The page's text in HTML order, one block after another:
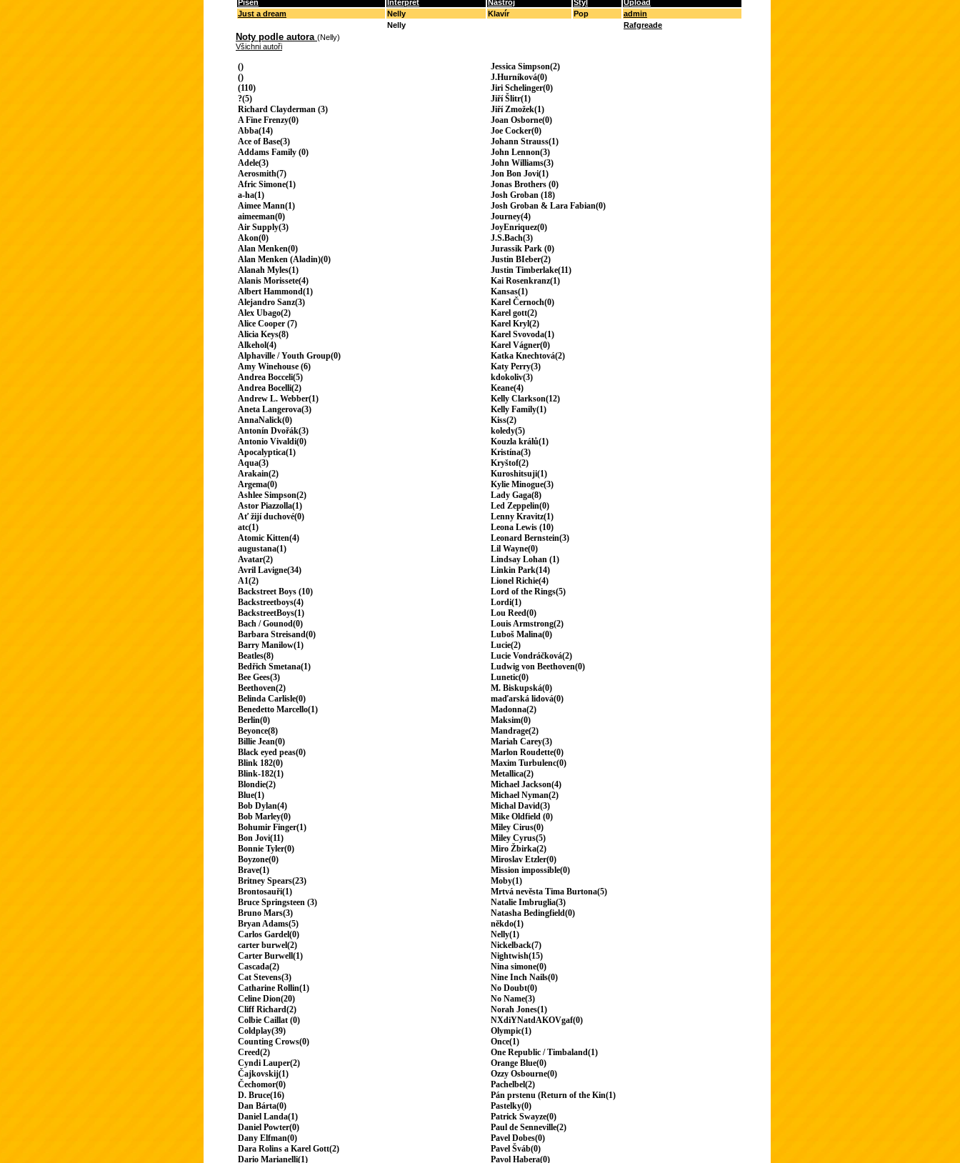
Píseň Interpret Nástroj Styl
Upload
Just a dream
Nelly Klavír Pop
admin
Nelly
Rafgreade
Noty podle autora (Nelly)
Všichni autoři
()
()
(110)
?(5)
Richard Clayderman (3)
A Fine Frenzy(0)
Abba(14)
Ace of Base(3)
Addams Family (0)
Adele(3)
Aerosmith(7)
Afric Simone(1)
a-ha(1)
Aimee Mann(1)
aimeeman(0)
Air Supply(3)
Akon(0)
Alan Menken(0)
Alan Menken (Aladin)(0)
Alanah Myles(1)
Alanis Morissete(4)
Albert Hammond(1)
Alejandro Sanz(3)
Alex Ubago(2)
Alice Cooper (7)
Alicia Keys(8)
Alkehol(4)
Alphaville / Youth Group(0)
Amy Winehouse (6)
Andrea Bocceli(5)
Andrea Bocelli(2)
Andrew L. Webber(1)
Aneta Langerova(3)
AnnaNalick(0)
Antonín Dvořák(3)
Antonio Vivaldi(0)
Apocalyptica(1)
Aqua(3)
Arakain(2)
Argema(0)
Ashlee Simpson(2)
Astor Piazzolla(1)
Ať žijí duchové(0)
atc(1)
Atomic Kitten(4)
augustana(1)
Avatar(2)
Avril Lavigne(34)
A1(2)
Backstreet Boys (10)
Backstreetboys(4)
BackstreetBoys(1)
Bach / Gounod(0)
Barbara Streisand(0)
Barry Manilow(1)
Beatles(8)
Bedřich Smetana(1)
Bee Gees(3)
Beethoven(2)
Belinda Carlisle(0)
Benedetto Marcello(1)
Berlin(0)
Beyonce(8)
Billie Jean(0)
Black eyed peas(0)
Blink 182(0)
Blink-182(1)
Blondie(2)
Blue(1)
Bob Dylan(4)
Bob Marley(0)
Bohumir Finger(1)
Bon Jovi(11)
Bonnie Tyler(0)
Boyzone(0)
Brave(1)
Britney Spears(23)
Brontosauři(1)
Bruce Springsteen (3)
Bruno Mars(3)
Bryan Adams(5)
Carlos Gardel(0)
carter burwel(2)
Carter Burwell(1)
Cascada(2)
Cat Stevens(3)
Catharine Rollin(1)
Celine Dion(20)
Cliff Richard(2)
Colbie Caillat (0)
Coldplay(39)
Counting Crows(0)
Creed(2)
Cyndi Lauper(2)
Čajkovskij(1)
Čechomor(0)
D. Bruce(16)
Dan Bárta(0)
Daniel Landa(1)
Daniel Powter(0)
Dany Elfman(0)
Dara Rolins a Karel Gott(2)
Dario Marianelli(1)
Jessica Simpson(2)
J.Hurníková(0)
Jiri Schelinger(0)
Jiří Šlitr(1)
Jiří Zmožek(1)
Joan Osborne(0)
Joe Cocker(0)
Johann Strauss(1)
John Lennon(3)
John Williams(3)
Jon Bon Jovi(1)
Jonas Brothers (0)
Josh Groban (18)
Josh Groban & Lara Fabian(0)
Journey(4)
JoyEnriquez(0)
J.S.Bach(3)
Jurassik Park (0)
Justin BIeber(2)
Justin Timberlake(11)
Kai Rosenkranz(1)
Kansas(1)
Karel Černoch(0)
Karel gott(2)
Karel Kryl(2)
Karel Svovoda(1)
Karel Vágner(0)
Katka Knechtová(2)
Katy Perry(3)
kdokoliv(3)
Keane(4)
Kelly Clarkson(12)
Kelly Family(1)
Kiss(2)
koledy(5)
Kouzla králů(1)
Kristína(3)
Kryštof(2)
Kuroshitsuji(1)
Kylie Minogue(3)
Lady Gaga(8)
Led Zeppelin(0)
Lenny Kravitz(1)
Leona Lewis (10)
Leonard Bernstein(3)
Lil Wayne(0)
Lindsay Lohan (1)
Linkin Park(14)
Lionel Richie(4)
Lord of the Rings(5)
Lordi(1)
Lou Reed(0)
Louis Armstrong(2)
Luboš Malina(0)
Lucie(2)
Lucie Vondráčková(2)
Ludwig von Beethoven(0)
Lunetic(0)
M. Biskupská(0)
maďarská lidová(0)
Madonna(2)
Maksim(0)
Mandrage(2)
Mariah Carey(3)
Marlon Roudette(0)
Maxim Turbulenc(0)
Metallica(2)
Michael Jackson(4)
Michael Nyman(2)
Michal David(3)
Mike Oldfield (0)
Miley Cirus(0)
Miley Cyrus(5)
Miro Žbirka(2)
Miroslav Etzler(0)
Mission impossible(0)
Moby(1)
Mrtvá nevěsta Tima Burtona(5)
Natalie Imbruglia(3)
Natasha Bedingfield(0)
někdo(1)
Nelly(1)
Nickelback(7)
Nightwish(15)
Nina simone(0)
Nine Inch Nails(0)
No Doubt(0)
No Name(3)
Norah Jones(1)
NXdiYNatdAKOVgaf(0)
Olympic(1)
Once(1)
One Republic / Timbaland(1)
Orange Blue(0)
Ozzy Osbourne(0)
Pachelbel(2)
Pán prstenu (Return of the Kin(1)
Pastelky(0)
Patrick Swayze(0)
Paul de Senneville(2)
Pavel Dobes(0)
Pavel Šváb(0)
Pavol Habera(0)